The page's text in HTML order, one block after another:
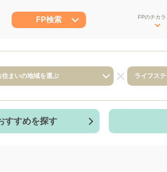
FP検索 FPのチカラ
すすめを探す